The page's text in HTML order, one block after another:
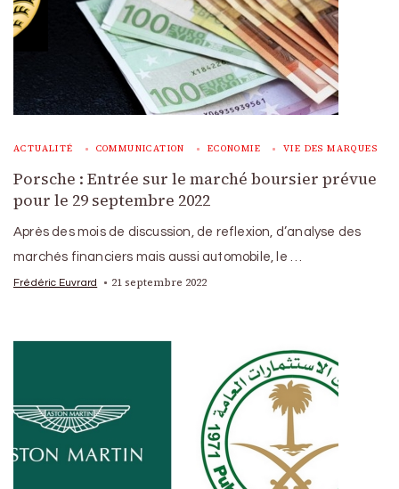
ACTUALITÉ COMMUNICATION ECONOMIE VIE DES MARQUES
Porsche : Entrée sur le marché boursier prévue
pour le 29 septembre 2022
Après des mois de discussion, de reflexion, d’analyse des
marchés financiers mais aussi automobile, le …
Frédéric Euvrard 21 septembre 2022